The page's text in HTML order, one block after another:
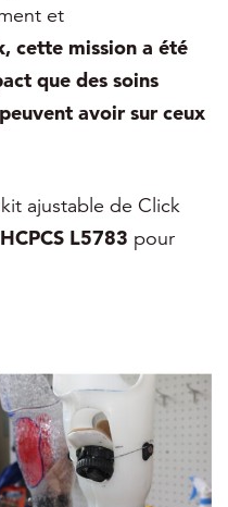
et
cette mission a été
que des soins
avoir sur ceux
ajustable de Click
L5783 pour